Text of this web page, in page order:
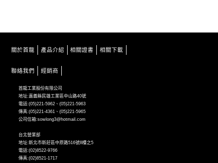
關於首龍 產品介紹 相關證書 相關下載
聯絡我們 經銷商
首龍工業股份有限公司
地址:嘉義縣民雄工業區中山路40號
電話:(05)221-5962、(05)221-5963
傳真:(05)221-4361、(05)221-5965
公司信箱:sowlong3@hotmail.com
台北營業部
地址:新北市新莊區中原路516號8樓之5
電話:(02)8522-9766
傳真:(02)8521-1717